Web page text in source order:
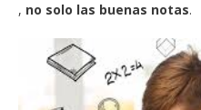
, no solo las buenas notas.